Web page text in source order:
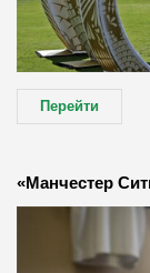
Перейти
«Манчестер